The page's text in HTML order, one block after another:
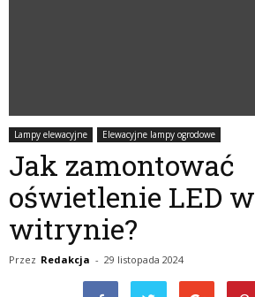
Lampy elewacyjne Elewacyjne lampy ogrodowe
Jak zamontować
oświetlenie LED w
witrynie?
Przez Redakcja - 29 listopada 2024